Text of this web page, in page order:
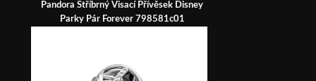
Pandora Stříbrný Visací Přívěsek Disney
Parky Pár Forever 798581c01